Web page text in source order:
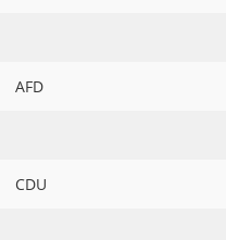
AFD
CDU